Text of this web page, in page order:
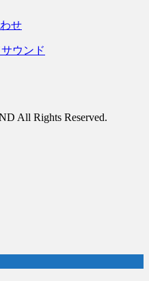
せ
All Rights Reserved.